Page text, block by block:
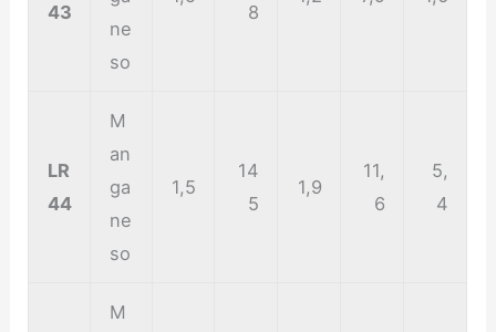
43
ne
so
8
LR
44
M
an
ga
ne
so
1,5
14
5
1,9
11,
6
5,
4
M